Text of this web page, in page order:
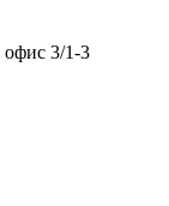
офис 3/1-3